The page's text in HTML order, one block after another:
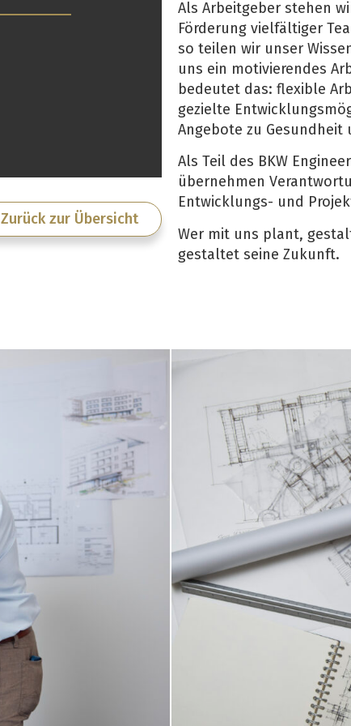
Zurück zur Übersicht
Als Arbeitgeber stehen
Förderung vielfältiger
so teilen wir unser
uns ein motivierendes
bedeutet das: flexible
gezielte
Angebote zu Gesundheit
Als Teil des BKW
übernehmen
Entwicklungs- und
Wer mit uns plant,
gestaltet seine Zukunft.